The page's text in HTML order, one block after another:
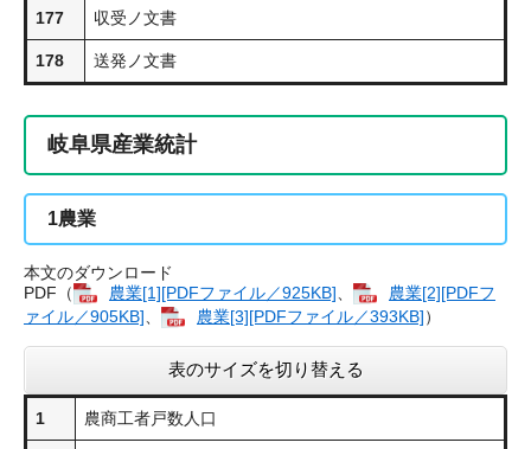
177 収受ノ文書
178 送発ノ文書
岐阜県産業統計
1農業
本文のダウンロード
PDF（
農業​[1][PDFファイル／925KB]
農業​[2][PDFフ
ァイル／905KB]
農業​[3][PDFファイル／393KB]）
表のサイズを切り替える
1 農商工者戸数人口